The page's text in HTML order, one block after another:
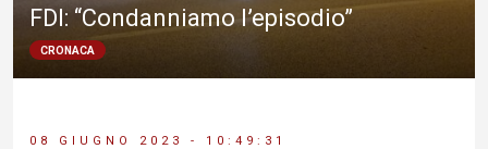
FDI: “Condanniamo l’episodio”
CRONACA
08 GIUGNO 2023 - 10:49:31